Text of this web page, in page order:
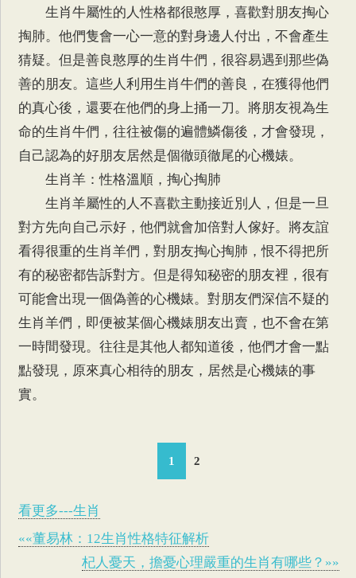
生肖牛屬性的人性格都很憨厚，喜歡對朋友掏心
掏肺。他們隻會一心一意的對身邊人付出，不會產生
猜疑。但是善良憨厚的生肖牛們，很容易遇到那些偽
善的朋友。這些人利用生肖牛們的善良，在獲得他們
的真心後，還要在他們的身上捅一刀。將朋友視為生
命的生肖牛們，往往被傷的遍體鱗傷後，才會發現，
自己認為的好朋友居然是個徹頭徹尾的心機婊。
生肖羊：性格溫順，掏心掏肺
生肖羊屬性的人不喜歡主動接近別人，但是一旦
對方先向自己示好，他們就會加倍對人傢好。將友誼
看得很重的生肖羊們，對朋友掏心掏肺，恨不得把所
有的秘密都告訴對方。但是得知秘密的朋友裡，很有
可能會出現一個偽善的心機婊。對朋友們深信不疑的
生肖羊們，即便被某個心機婊朋友出賣，也不會在第
一時間發現。往往是其他人都知道後，他們才會一點
點發現，原來真心相待的朋友，居然是心機婊的事
實。
1 2
看更多---生肖
««董易林：12生肖性格特征解析
杞人憂天，擔憂心理嚴重的生肖有哪些？»»